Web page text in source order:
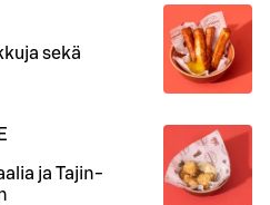
sekä
ja Tajin-